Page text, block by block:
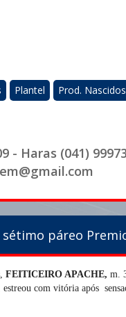
Plantel Prod. Nascidos
- Haras (041)
páreo
, FEITICEIRO APACHE, m.
com vitória após